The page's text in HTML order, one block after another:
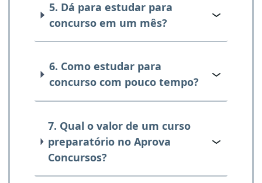
5. Dá para estudar para
concurso em um mês?
6. Como estudar para
concurso com pouco tempo?
7. Qual o valor de um curso
preparatório no Aprova
Concursos?